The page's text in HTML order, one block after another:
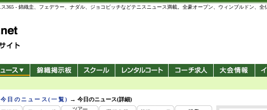
365 - 錦織圭、フェデラー、ナダル、ジョコビッチなどテニスニュース満載。全豪オープン、ウィンブルドン、全
今日のニュース(一覧) →今日のニュース(詳細)